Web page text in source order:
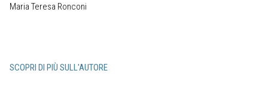
Maria Teresa Ronconi
SCOPRI DI PIÙ SULL'AUTORE